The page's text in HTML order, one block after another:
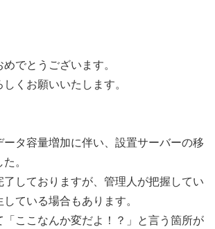
でとうございます。
くお願いいたします。
ータ容量増加に伴い、設置サーバーの移
。
了しておりますが、管理人が把握してい
ている場合もあります。
「ここなんか変だよ！？」と言う箇所が